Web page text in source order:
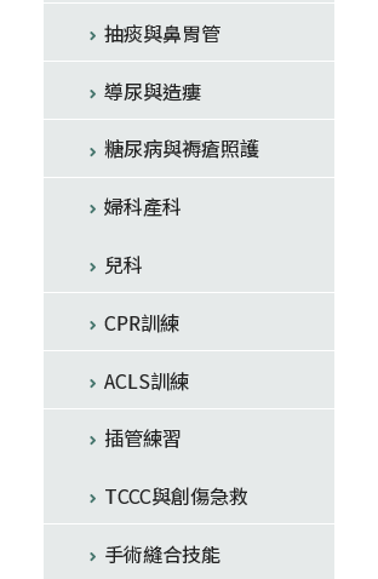
抽痰與鼻胃管
導尿與造瘻
糖尿病與褥瘡照護
婦科產科
兒科
CPR訓練
ACLS訓練
插管練習
TCCC與創傷急救
手術縫合技能